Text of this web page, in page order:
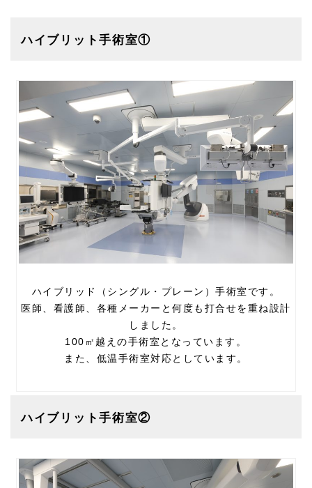
ハイブリット手術室①
ハイブリッド（シングル・プレーン）手術室です。
医師、看護師、各種メーカーと何度も打合せを重ね設計
しました。
100㎡越えの手術室となっています。
また、低温手術室対応としています。
ハイブリット手術室②